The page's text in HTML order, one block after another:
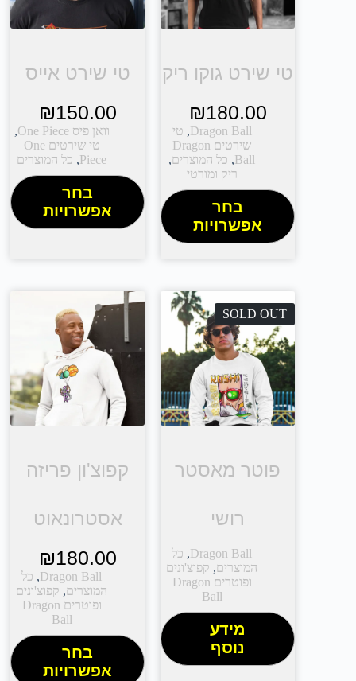
טי שירט גוקו ריק
₪180.00
Dragon Ball
, טי
שירטים Dragon
Ball
, כל המוצרים,
ריק ומורטי
בחר
אפשרויות
טי שירט אייס
₪150.00
וואן פיס One Piece
,
טי שירטים One
Piece
, כל המוצרים
בחר
אפשרויות
SOLD OUT
פוטר מאסטר
רושי
Dragon Ball
, כל
המוצרים, קפוצ'ונים
ופוטרים Dragon
Ball
מידע
נוסף
קפוצ'ון פריזה
אסטרונאוט
₪180.00
Dragon Ball
, כל
המוצרים, קפוצ'ונים
ופוטרים Dragon
Ball
בחר
אפשרויות